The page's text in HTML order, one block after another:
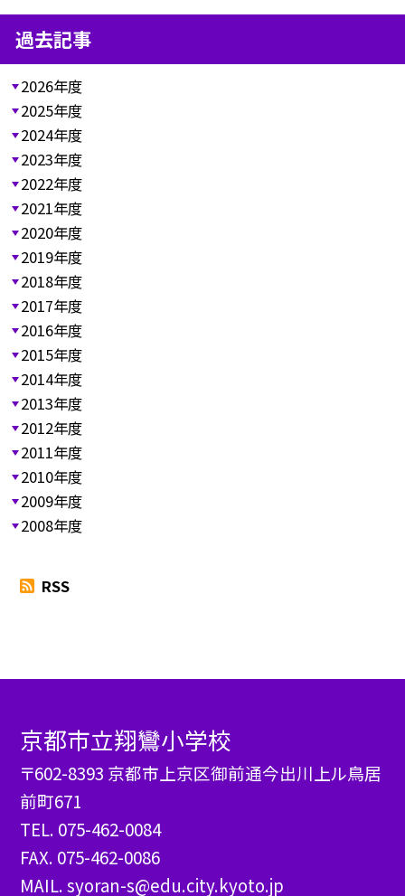
過去記事
2026年度
2025年度
2024年度
2023年度
2022年度
2021年度
2020年度
2019年度
2018年度
2017年度
2016年度
2015年度
2014年度
2013年度
2012年度
2011年度
2010年度
2009年度
2008年度
RSS
京都市立翔鸞小学校
〒602-8393 京都市上京区御前通今出川上ル鳥居
前町671
TEL. 075-462-0084
FAX. 075-462-0086
MAIL. syoran-s@edu.city.kyoto.jp